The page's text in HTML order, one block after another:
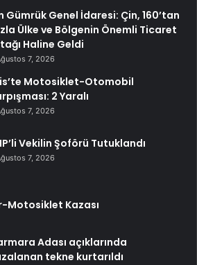
Gümrük Genel İdaresi: Çin, 160’tan
Ülke ve Bölgenin Önemli Ticaret
Haline Geldi
7, 2026
Motosiklet-Otomobil
2 Yaralı
7, 2026
Vekilin Şoförü Tutuklandı
7, 2026
Motosiklet Kazası
Adası açıklarında
tekne kurtarıldı